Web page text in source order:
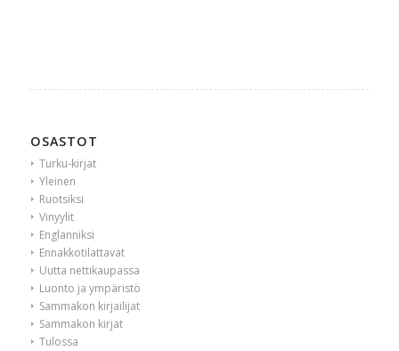
OSASTOT
Turku-kirjat
Yleinen
Ruotsiksi
Vinyylit
Englanniksi
Ennakkotilattavat
Uutta nettikaupassa
Luonto ja ympäristö
Sammakon kirjailijat
Sammakon kirjat
Tulossa